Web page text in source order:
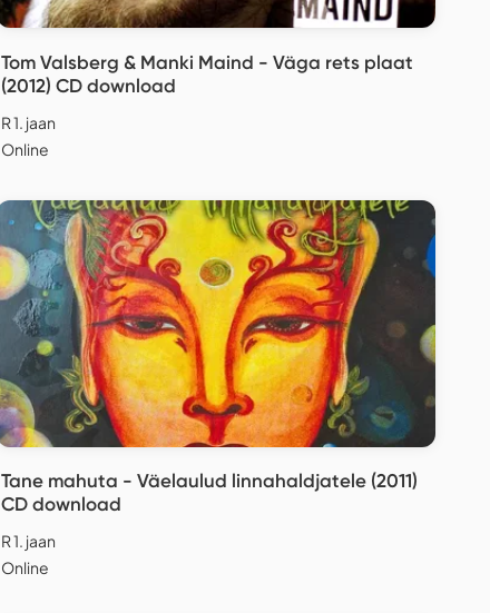
Tom Valsberg & Manki Maind - Väga rets plaat
(2012) CD download
R 1. jaan
Online
Tane mahuta - Väelaulud linnahaldjatele (2011)
CD download
R 1. jaan
Online